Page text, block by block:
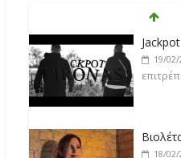
Jackpot
19/02/
18/02/